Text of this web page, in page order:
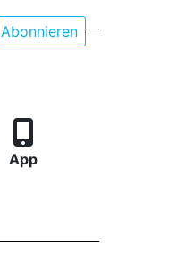
Abonnieren
App